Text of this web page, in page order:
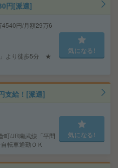
円[派遣]
円/月額29万6
」より徒歩5分 ★
気になる!
支給！[派遣]
町/JR南武線「平間
転車通勤ＯＫ
気になる!